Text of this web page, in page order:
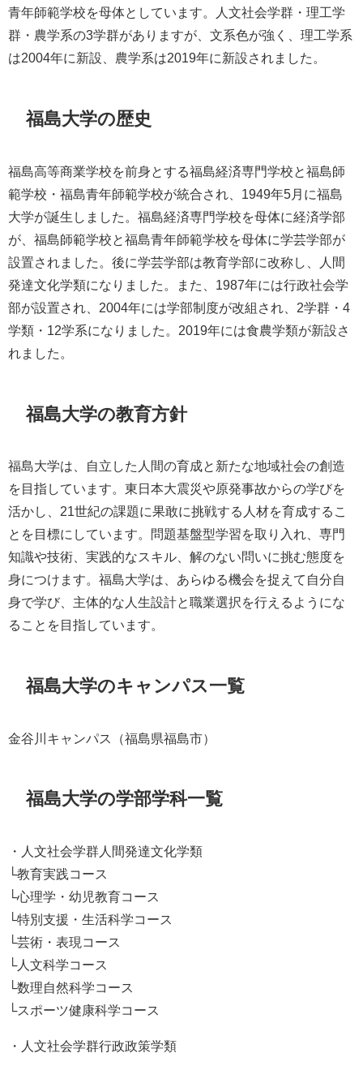
青年師範学校を母体としています。人文社会学群・理工学
群・農学系の3学群がありますが、文系色が強く、理工学系
は2004年に新設、農学系は2019年に新設されました。
福島大学の歴史
福島高等商業学校を前身とする福島経済専門学校と福島師
範学校・福島青年師範学校が統合され、1949年5月に福島
大学が誕生しました。福島経済専門学校を母体に経済学部
が、福島師範学校と福島青年師範学校を母体に学芸学部が
設置されました。後に学芸学部は教育学部に改称し、人間
発達文化学類になりました。また、1987年には行政社会学
部が設置され、2004年には学部制度が改組され、2学群・4
学類・12学系になりました。2019年には食農学類が新設さ
れました。
福島大学の教育方針
福島大学は、自立した人間の育成と新たな地域社会の創造
を目指しています。東日本大震災や原発事故からの学びを
活かし、21世紀の課題に果敢に挑戦する人材を育成するこ
とを目標にしています。問題基盤型学習を取り入れ、専門
知識や技術、実践的なスキル、解のない問いに挑む態度を
身につけます。福島大学は、あらゆる機会を捉えて自分自
身で学び、主体的な人生設計と職業選択を行えるようにな
ることを目指しています。
福島大学のキャンパス一覧
金谷川キャンパス（福島県福島市）
福島大学の学部学科一覧
・人文社会学群人間発達文化学類
└教育実践コース
└心理学・幼児教育コース
└特別支援・生活科学コース
└芸術・表現コース
└人文科学コース
└数理自然科学コース
└スポーツ健康科学コース
・人文社会学群行政政策学類